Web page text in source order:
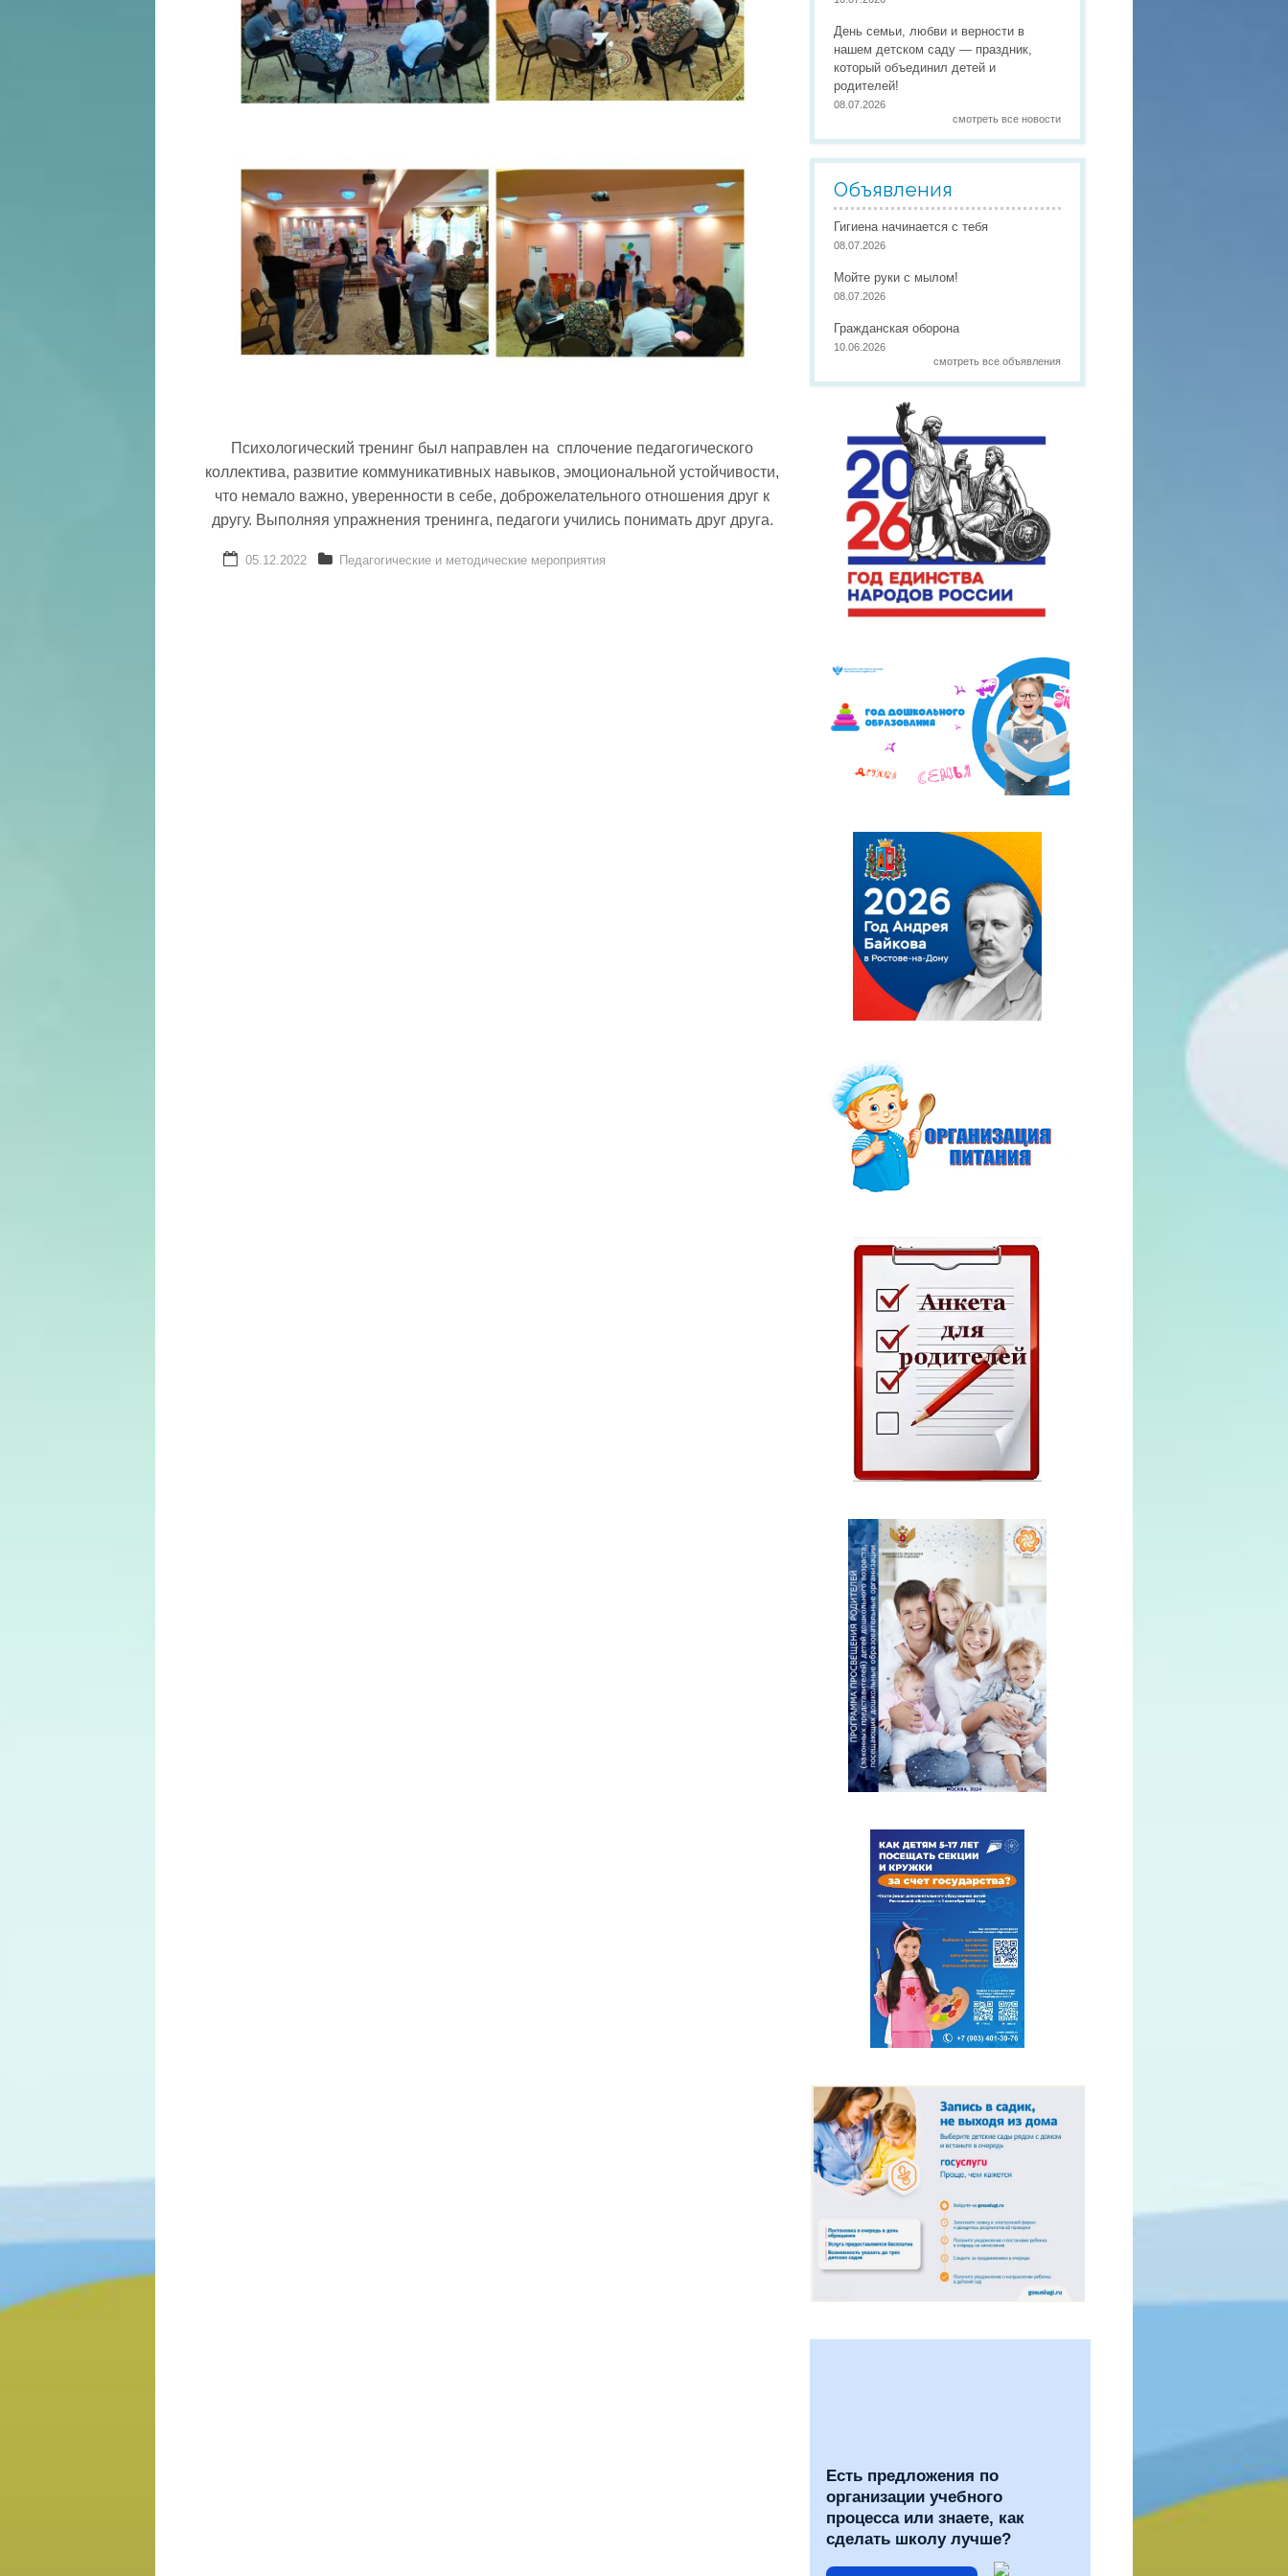
Организация питания
Развивающая предметно-пространственная среда
Обеспечение здоровья, безопасности, качеству услуг по присмотру и уходу
Наши работы
Сайты педагогов
Участие в конкурсах
Школа маленьких патриотов
Психологический тренинг был направлен на сплочение педагогического
коллектива, развитие коммуникативных навыков, эмоциональной устойчивости,
что немало важно, уверенности в себе, доброжелательного отношения друг к
другу. Выполняя упражнения тренинга, педагоги учились понимать друг друга.
05.12.2022 Педагогические и методические мероприятия
День семьи, любви и верности в
нашем детском саду — праздник,
который объединил детей и
родителей!
08.07.2026
смотреть все новости
Объявления
Гигиена начинается с тебя
08.07.2026
Мойте руки с мылом!
08.07.2026
Гражданская оборона
10.06.2026
смотреть все объявления
Есть предложения по
организации учебного
процесса или знаете, как
сделать школу лучше?